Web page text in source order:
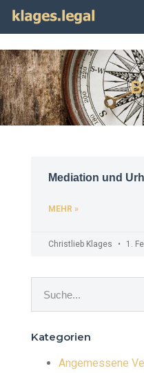
Mediation und
MEHR »
Christlieb Klages 1.
Kategorien
Angemessene